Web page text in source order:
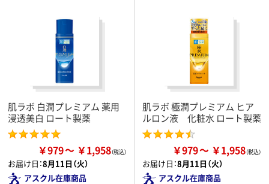
肌ラボ 白潤プレミアム 薬用
浸透美白 ロート製薬
￥979 ￥1,958
お届け日：8月11日（火）
アスクル在庫商品
肌ラボ 極潤プレミアム ヒア
ルロン液 化粧水 ロート製薬
￥979 ￥1,958
お届け日：8月11日（火）
アスクル在庫商品